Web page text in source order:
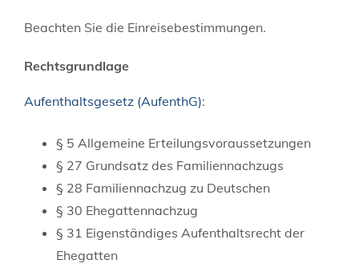
Beachten Sie die Einreisebestimmungen.
Rechtsgrundlage
Aufenthaltsgesetz (AufenthG):
§ 5 Allgemeine Erteilungsvoraussetzungen
§ 27 Grundsatz des Familiennachzugs
§ 28 Familiennachzug zu Deutschen
§ 30 Ehegattennachzug
§ 31 Eigenständiges Aufenthaltsrecht der
Ehegatten